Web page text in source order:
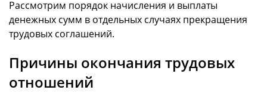
Рассмотрим порядок начисления и выплаты
денежных сумм в отдельных случаях прекращения
трудовых соглашений.
Причины окончания трудовых
отношений